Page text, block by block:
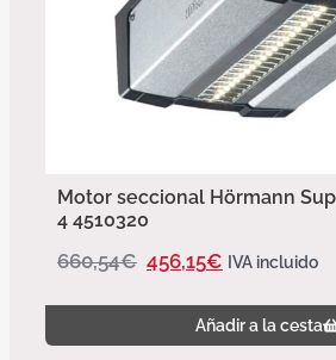
Motor seccional Hörmann
4 4510320
660,54€ 456,15€ IVA incluido
Añadir a la cesta